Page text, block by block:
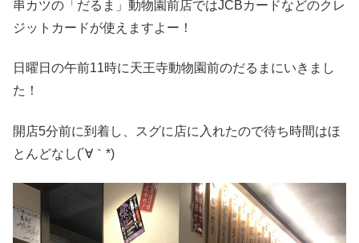
串カツの「だるま」動物園前店ではJCBカードなどのクレ
ジットカードが使えますよー！
日曜日の午前11時に天王寺動物園前のだるまにいきまし
た！
開店5分前に到着し、スグに店に入れたので待ち時間はほ
とんどなし(´∀｀*)